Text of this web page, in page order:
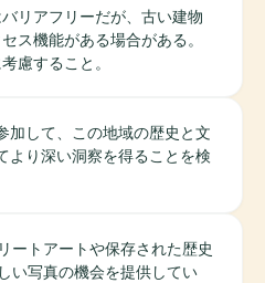
リアフリーだが、古い建物
ス機能がある場合がある。
慮すること。
加して、この地域の歴史と文
より深い洞察を得ることを検
ートアートや保存された歴史
い写真の機会を提供してい